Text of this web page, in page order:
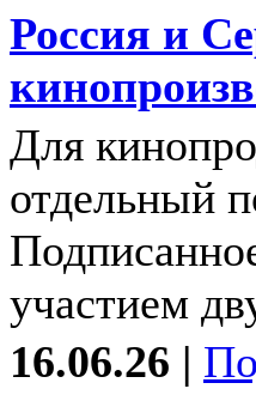
Россия и
Для
отдельный
участием
16.06.26 |